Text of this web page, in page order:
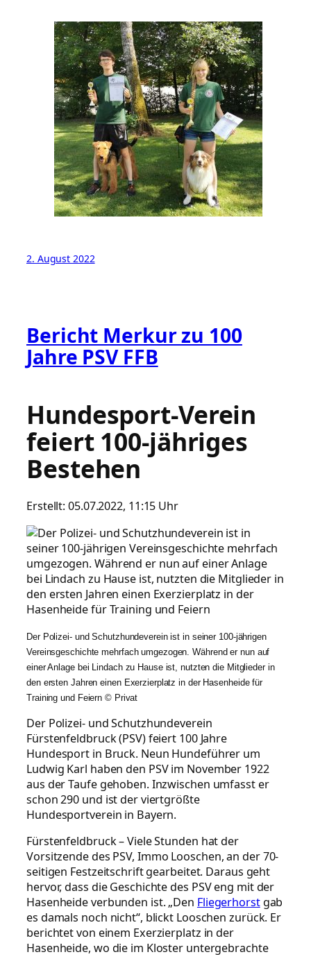
2. August 2022
Bericht Merkur zu 100
Jahre PSV FFB
Hundesport-Verein
feiert 100-jähriges
Bestehen
Erstellt:05.07.2022, 11:15 Uhr
Der Polizei- und Schutzhundeverein ist in seiner 100-jährigen
Vereinsgeschichte mehrfach umgezogen. Während er nun auf
einer Anlage bei Lindach zu Hause ist, nutzten die Mitglieder in
den ersten Jahren einen Exerzierplatz in der Hasenheide für
Training und Feiern © Privat
Der Polizei- und Schutzhundeverein
Fürstenfeldbruck (PSV) feiert 100 Jahre
Hundesport in Bruck. Neun Hundeführer um
Ludwig Karl haben den PSV im November 1922
aus der Taufe gehoben. Inzwischen umfasst er
schon 290 und ist der viertgrößte
Hundesportverein in Bayern.
Fürstenfeldbruck – Viele Stunden hat der
Vorsitzende des PSV, Immo Looschen, an der 70-
seitigen Festzeitschrift gearbeitet. Daraus geht
hervor, dass die Geschichte des PSV eng mit der
Hasenheide verbunden ist. „Den Fliegerhorstgab
es damals noch nicht“, blickt Looschen zurück. Er
berichtet von einem Exerzierplatz in der
Hasenheide, wo die im Kloster untergebrachte